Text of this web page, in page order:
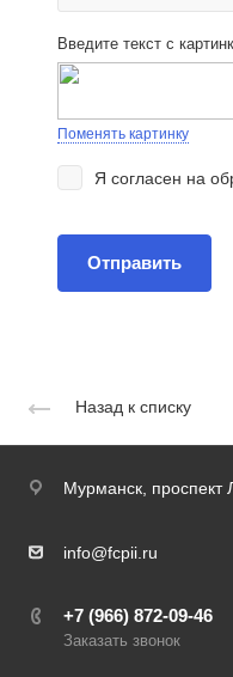
Введите текст с
Поменять картинку
Я согласен на
Назад к списку
Мурманск, проспект
info@fcpii.ru
+7 (966) 872-09-46
Заказать звонок